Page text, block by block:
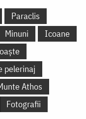
Paraclis
Minuni
Icoane
pelerinaj
Athos
Fotografii